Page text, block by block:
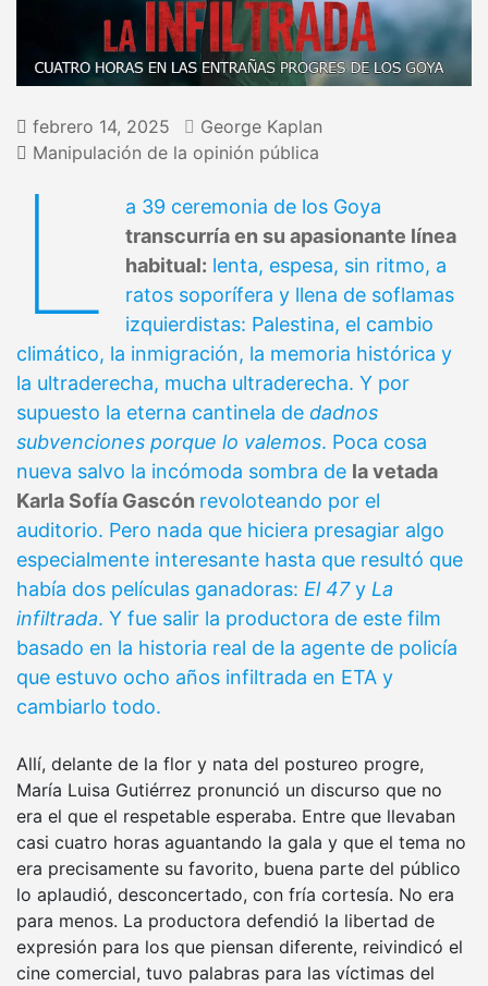
febrero 14, 2025
George Kaplan
Manipulación de la opinión pública
L
a 39 ceremonia de los Goya
transcurría en su apasionante línea
habitual: lenta, espesa, sin ritmo, a
ratos soporífera y llena de soflamas
izquierdistas: Palestina, el cambio
climático, la inmigración, la memoria histórica y
la ultraderecha, mucha ultraderecha. Y por
supuesto la eterna cantinela de dadnos
subvenciones porque lo valemos. Poca cosa
nueva salvo la incómoda sombra de la vetada
Karla Sofía Gascón revoloteando por el
auditorio. Pero nada que hiciera presagiar algo
especialmente interesante hasta que resultó que
había dos películas ganadoras: El 47y La
infiltrada. Y fue salir la productora de este film
basado en la historia real de la agente de policía
que estuvo ocho años infiltrada en ETA y
cambiarlo todo.
Allí, delante de la flor y nata del postureo progre,
María Luisa Gutiérrez pronunció un discurso que no
era el que el respetable esperaba. Entre que llevaban
casi cuatro horas aguantando la gala y que el tema no
era precisamente su favorito, buena parte del público
lo aplaudió, desconcertado, con fría cortesía. No era
para menos. La productora defendió la libertad de
expresión para los que piensan diferente, reivindicó el
cine comercial, tuvo palabras para las víctimas del